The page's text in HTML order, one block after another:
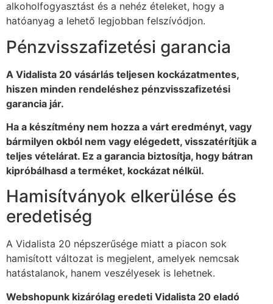
alkoholfogyasztást és a nehéz ételeket, hogy a
hatóanyag a lehető legjobban felszívódjon.
Pénzvisszafizetési garancia
A Vidalista 20 vásárlás teljesen kockázatmentes,
hiszen minden rendeléshez pénzvisszafizetési
garancia jár.
Ha a készítmény nem hozza a várt eredményt, vagy
bármilyen okból nem vagy elégedett, visszatérítjük a
teljes vételárat. Ez a garancia biztosítja, hogy bátran
kipróbálhasd a terméket, kockázat nélkül.
Hamisítványok elkerülése és
eredetiség
A Vidalista 20 népszerűsége miatt a piacon sok
hamisított változat is megjelent, amelyek nemcsak
hatástalanok, hanem veszélyesek is lehetnek.
Webshopunk kizárólag eredeti Vidalista 20 eladó